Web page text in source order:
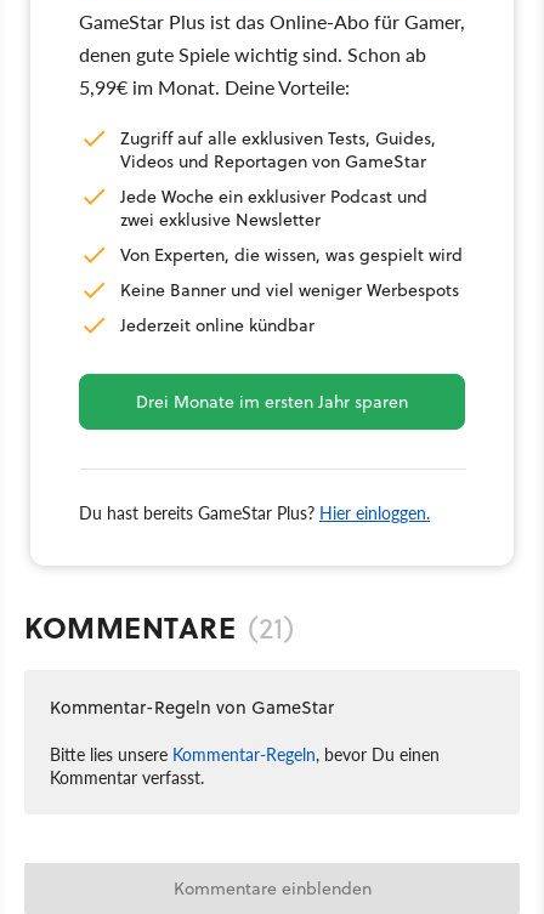
GameStar Plus ist das Online-Abo für Gamer,
denen gute Spiele wichtig sind. Schon ab
5,99€ im Monat. Deine Vorteile:
Zugriff auf alle exklusiven Tests, Guides,
Videos und Reportagen von GameStar
Jede Woche ein exklusiver Podcast und
zwei exklusive Newsletter
Von Experten, die wissen, was gespielt wird
Keine Banner und viel weniger Werbespots
Jederzeit online kündbar
Drei Monate im ersten Jahr sparen
Du hast bereits GameStar Plus? Hier einloggen.
KOMMENTARE (21)
Kommentar-Regeln von GameStar
Bitte lies unsere Kommentar-Regeln, bevor Du einen
Kommentar verfasst.
Kommentare einblenden